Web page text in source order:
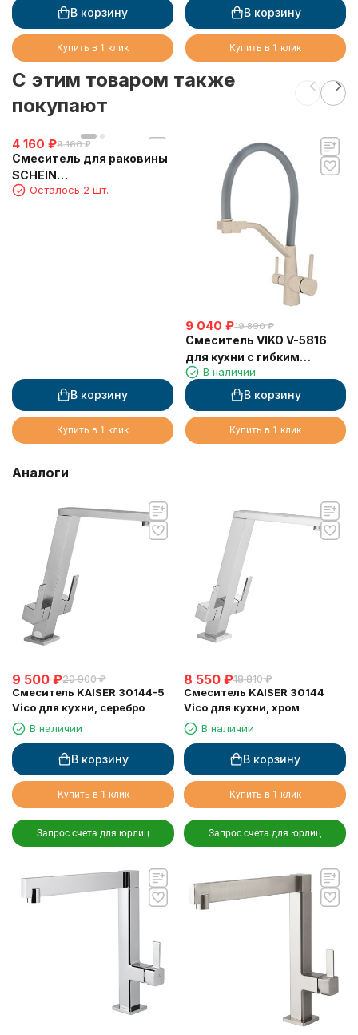
В корзину
Купить в 1 клик
В корзину
Купить в 1 клик
C этим товаром также
покупают
4 160 ₽9 160 ₽
Смеситель для раковины
SCHEIN
(48217A/8032001A)
Осталось 2 шт.
В корзину
Купить в 1 клик
9 040 ₽19 890 ₽
Смеситель VIKO V-5816
для кухни с гибким
изливом и подключением
к фильтру 2 в 1
(нержавеющая сталь)
картридж d35 мм,
(корпус/излив: бежевый
В наличии
В корзину
Купить в 1 клик
Аналоги
9 500 ₽20 900 ₽
Смеситель KAISER 30144-5
Vico для кухни, серебро
В наличии
В корзину
Купить в 1 клик
Запрос счета для юрлиц
8 550 ₽18 810 ₽
Смеситель KAISER 30144
Vico для кухни, хром
В наличии
В корзину
Купить в 1 клик
Запрос счета для юрлиц